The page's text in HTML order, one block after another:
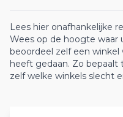
Lees hier onafhankelijke
Wees op de hoogte waar
beoordeel zelf een winkel
heeft gedaan. Zo
zelf welke winkels slecht